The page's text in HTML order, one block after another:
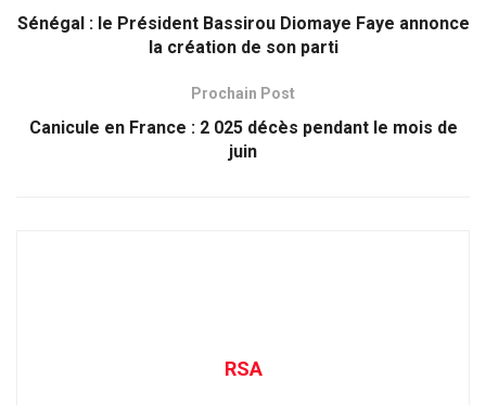
Sénégal : le Président Bassirou Diomaye Faye annonce
la création de son parti
Prochain Post
Canicule en France : 2 025 décès pendant le mois de
juin
RSA